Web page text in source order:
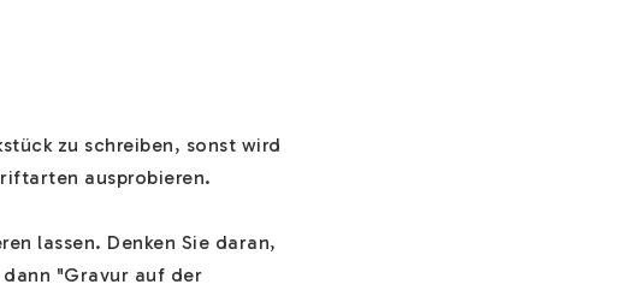
zu schreiben, sonst wird
ausprobieren.
lassen. Denken Sie daran,
dann "Gravur auf der